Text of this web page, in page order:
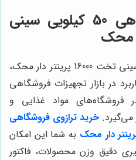
خرید ترازوی فروشگاهی 50 کیلویی سینی
ترازوی فروشگاهی 50 کیلویی سینی تخت 16000 پرینتر دار محک،
در بازار تجهیزات فروشگاهی
مواد غذایی و
می‌گیرد. خرید ترازوی فروشگاهی
به شما این امکان
دقیق وزن محصولات، فاکتور